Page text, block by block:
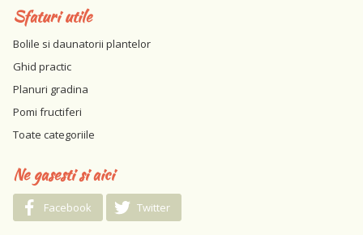
Sfaturi utile
Bolile si daunatorii plantelor
Ghid practic
Planuri gradina
Pomi fructiferi
Toate categoriile
Ne gasesti si aici
Facebook Twitter